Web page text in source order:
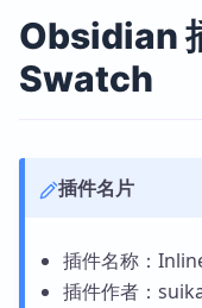
Obsidian
Swatch
插件名片
插件名称：
插件作者：